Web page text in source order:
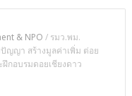
& NPO / รมว.พม.
ญญา สร้างมูลค่าเพิ่ม ต่อย
กอบรมดอยเชียงดาว